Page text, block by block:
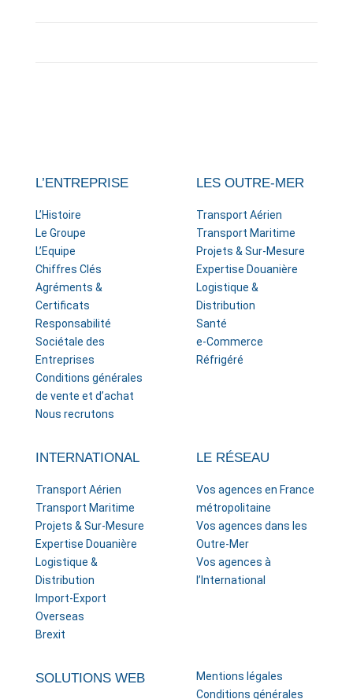
L’ENTREPRISE
L’Histoire
Le Groupe
L’Equipe
Chiffres Clés
Agréments &
Certificats
Responsabilité
Sociétale des
Entreprises
Conditions générales
de vente et d’achat
Nous recrutons
LES OUTRE-MER
Transport Aérien
Transport Maritime
Projets & Sur-Mesure
Expertise Douanière
Logistique &
Distribution
Santé
e-Commerce
Réfrigéré
INTERNATIONAL
Transport Aérien
Transport Maritime
Projets & Sur-Mesure
Expertise Douanière
Logistique &
Distribution
Import-Export
Overseas
Brexit
LE RÉSEAU
Vos agences en France
métropolitaine
Vos agences dans les
Outre-Mer
Vos agences à
l’International
SOLUTIONS WEB
Mentions légales
Conditions générales